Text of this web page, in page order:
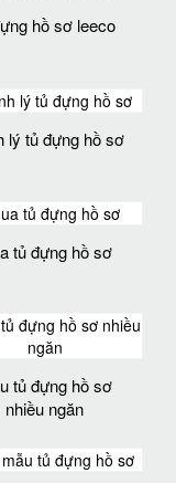
hồ sơ leeco
lý tủ đựng hồ sơ
tủ đựng hồ sơ
tủ đựng hồ sơ
nhiều ngăn